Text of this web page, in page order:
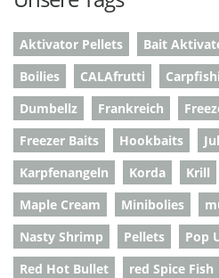
Aktivator Pellets Bait
Boilies
CALAfrutti
Dumbellz
Frankreich
Freezer Baits
Hookbaits
Karpfenangeln
Korda Krill
Maple Cream
Minibolies
Nasty Shrimp
Pellets Pop
Red Hot Bullet
red Spice Fish